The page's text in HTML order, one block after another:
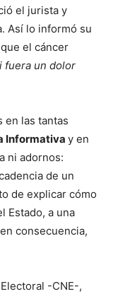
el jurista y
Así lo informó su
el cáncer
fuera un dolor
en las tantas
Informativa y en
ni adornos:
de un
de explicar cómo
Estado, a una
consecuencia,
-CNE-,